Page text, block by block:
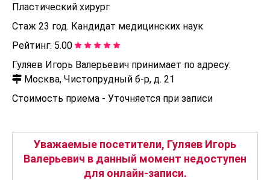
Пластический хирург
Стаж 23 год. Кандидат медицинских наук
Рейтинг: 5.00
Гуляев Игорь Валерьевич принимает по адресу:
Москва, Чистопрудный б-р, д. 21
Стоимость приема - Уточняется при записи
Уважаемые посетители, Гуляев Игорь
Валерьевич в данный момент недоступен
для онлайн-записи.